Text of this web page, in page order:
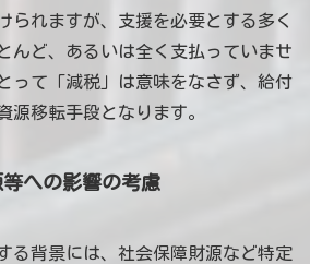
られますが、支援を必要とする多く
んど、あるいは全く支払っていませ
って「減税」は意味をなさず、給付
源移転手段となります。
への影響の考慮
る背景には、社会保障財源など特定